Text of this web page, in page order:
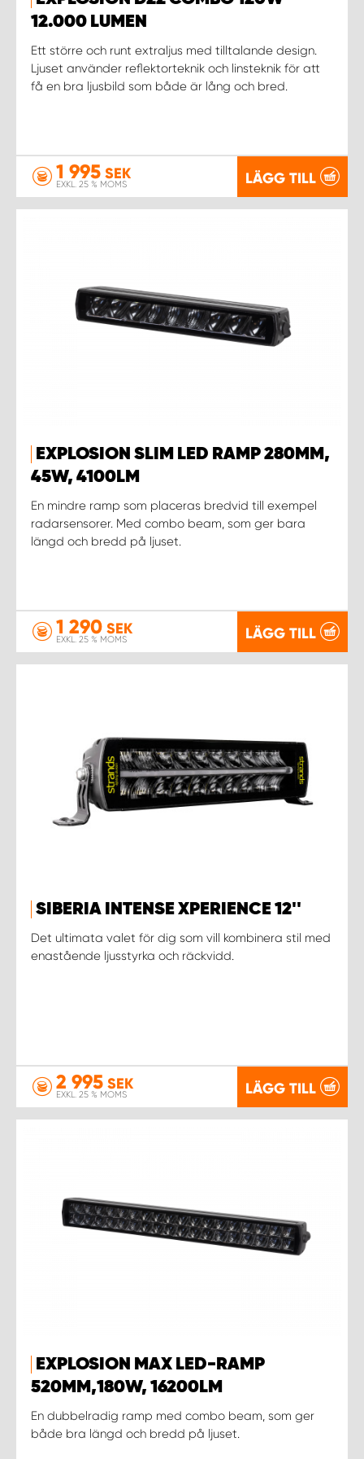
12.000 LUMEN
Ett större och runt extraljus med tilltalande design.
Ljuset använder reflektorteknik och linsteknik för att
få en bra ljusbild som både är lång och bred.
1 995 SEK
EXKL. 25 % MOMS LÄGG TILL
EXPLOSION SLIM LED RAMP 280MM,
45W, 4100LM
En mindre ramp som placeras bredvid till exempel
radarsensorer. Med combo beam, som ger bara
längd och bredd på ljuset.
1 290 SEK
EXKL. 25 % MOMS LÄGG TILL
SIBERIA INTENSE XPERIENCE 12''
Det ultimata valet för dig som vill kombinera stil med
enastående ljusstyrka och räckvidd.
2 995 SEK
EXKL. 25 % MOMS LÄGG TILL
EXPLOSION MAX LED-RAMP
520MM,180W, 16200LM
En dubbelradig ramp med combo beam, som ger
både bra längd och bredd på ljuset.
WORK SYSTEM SKELLEFTEÅ
WORK SYSTEM SKÖVDE
WORK SYSTEM STOCKHOLM NORR
WORK SYSTEM TRESTAD
WORK SYSTEM VARBERG
WORK SYSTEM VÄSTERÅS
WORK SYSTEM ÖREBRO